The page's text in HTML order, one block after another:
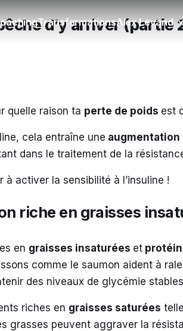
TransformationsAlex Levand
d’y arriver (partie
quelle raison ta perte de poids est
cela entraîne une augmentation
dans le traitement de la
à activer la sensibilité à l’insuline !
riche en graisses
en graisses insaturées et
comme le saumon aident à
des niveaux de glycémie
riches en graisses saturées
grasses peuvent aggraver la